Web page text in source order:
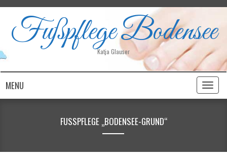
Fußpflege Bodensee
Katja Glauser
MENU
Toggle
FUSSPFLEGE „BODENSEE-GRUND“